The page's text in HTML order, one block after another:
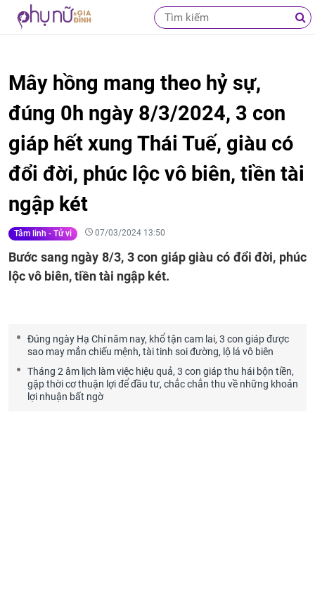
Mây hồng mang theo hỷ sự,
đúng 0h ngày 8/3/2024, 3 con
giáp hết xung Thái Tuế, giàu có
đổi đời, phúc lộc vô biên, tiền tài
ngập két
Tâm linh - Tử vi 07/03/2024 13:50
Bước sang ngày 8/3, 3 con giáp giàu có đổi đời, phúc
lộc vô biên, tiền tài ngập két.
Đúng ngày Hạ Chí năm nay, khổ tận cam lai, 3 con giáp được
sao may mắn chiếu mệnh, tài tinh soi đường, lộ lá vô biên
Tháng 2 âm lịch làm việc hiệu quả, 3 con giáp thu hái bộn tiền,
gặp thời cơ thuận lợi để đầu tư, chắc chắn thu về những khoản
lợi nhuận bất ngờ